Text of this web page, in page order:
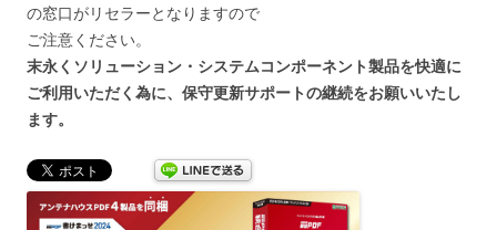
の窓口がリセラーとなりますので
ご注意ください。
末永くソリューション・システムコンポーネント製品を快適に
ご利用いただく為に、保守更新サポートの継続をお願いいたし
ます。